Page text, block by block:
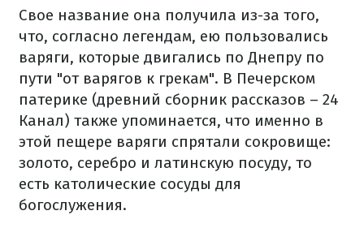
Свое название она получила из-за того,
что, согласно легендам, ею пользовались
варяги, которые двигались по Днепру по
пути "от варягов к грекам". В Печерском
патерике (древний сборник рассказов – 24
Канал) также упоминается, что именно в
этой пещере варяги спрятали сокровище:
золото, серебро и латинскую посуду, то
есть католические сосуды для
богослужения.